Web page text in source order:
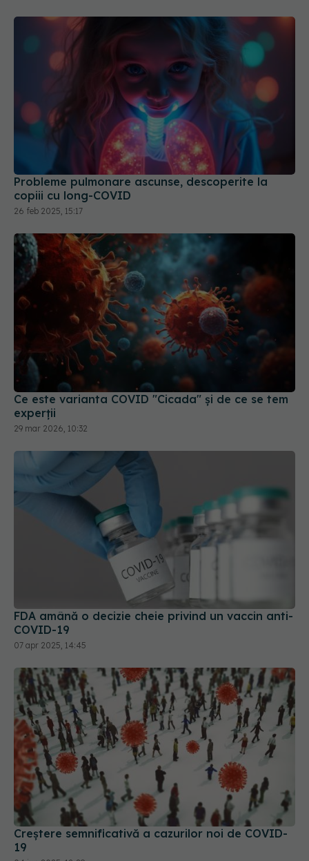
Probleme pulmonare ascunse, descoperite la
copiii cu long-COVID
26 feb 2025, 15:17
Ce este varianta COVID "Cicada" și de ce se tem
experții
29 mar 2026, 10:32
FDA amână o decizie cheie privind un vaccin anti-
COVID-19
07 apr 2025, 14:45
Creștere semnificativă a cazurilor noi de COVID-
19